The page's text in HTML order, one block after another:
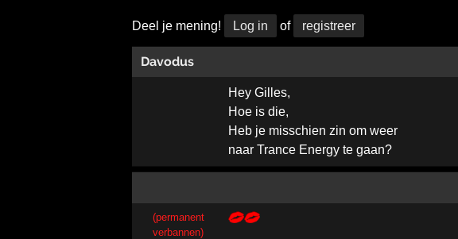
Deel je mening! Log in of registreer
Davodus
Hey Gilles,
Hoe is die,
Heb je misschien zin om weer
naar Trance Energy te gaan?
(permanent
verbannen)